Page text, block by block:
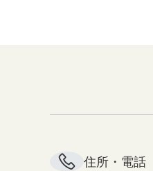
住所・電話